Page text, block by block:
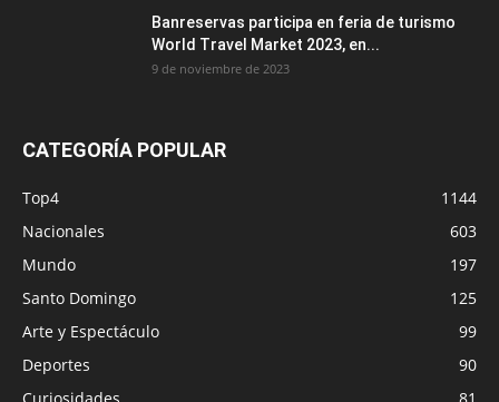
Banreservas participa en feria de turismo
World Travel Market 2023, en...
9 de noviembre de 2023
CATEGORÍA POPULAR
Top4
1144
Nacionales
603
Mundo
197
Santo Domingo
125
Arte y Espectáculo
99
Deportes
90
Curiosidades
81